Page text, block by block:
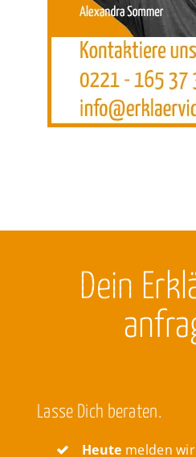
Dein
Lasse Dich beraten.
Heute melden